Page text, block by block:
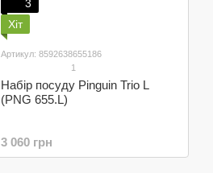
3
Хіт
Артикул: 8592638655186
1
Набір посуду Pinguin Trio L
(PNG 655.L)
3 060 грн